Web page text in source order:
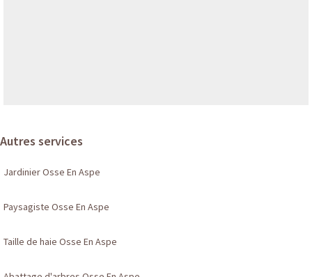
Autres services
Jardinier Osse En Aspe
Paysagiste Osse En Aspe
Taille de haie Osse En Aspe